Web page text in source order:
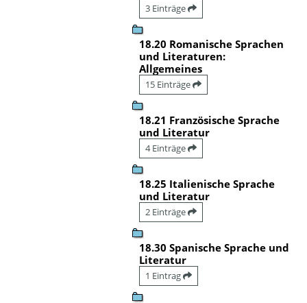
3 Einträge
18.20 Romanische Sprachen
und Literaturen:
Allgemeines
15 Einträge
18.21 Französische Sprache
und Literatur
4 Einträge
18.25 Italienische Sprache
und Literatur
2 Einträge
18.30 Spanische Sprache und
Literatur
1 Eintrag